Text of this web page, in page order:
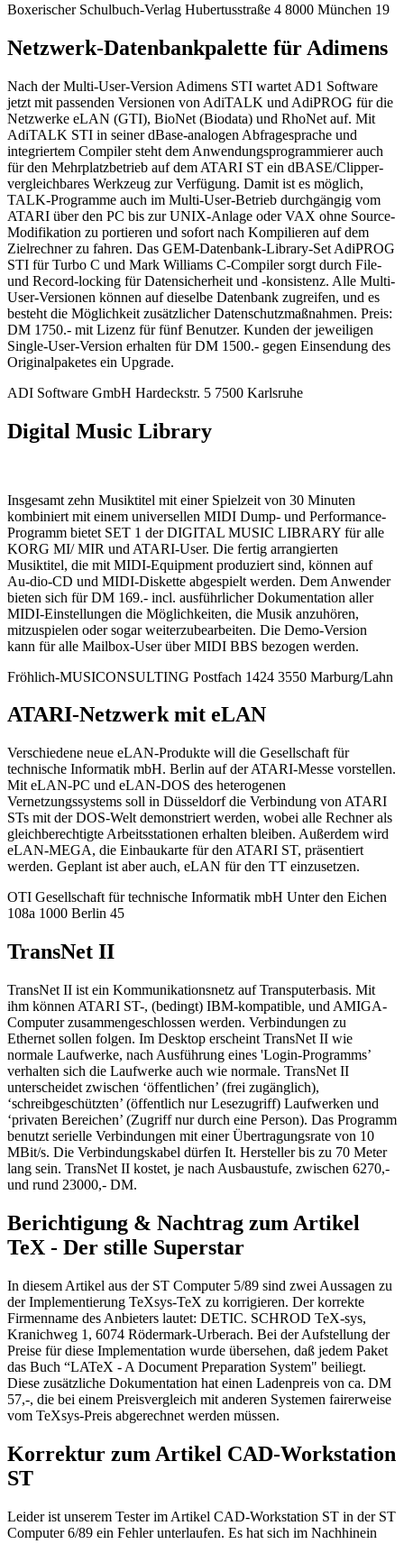
Boxerischer Schulbuch-Verlag Hubertusstraße 4 8000 München 19
Netzwerk-Datenbankpalette für Adimens
Nach der Multi-User-Version Adimens STI wartet AD1 Software
jetzt mit passenden Versionen von AdiTALK und AdiPROG für die
Netzwerke eLAN (GTI), BioNet (Biodata) und RhoNet auf. Mit
AdiTALK STI in seiner dBase-analogen Abfragesprache und
integriertem Compiler steht dem Anwendungsprogrammierer auch
für den Mehrplatzbetrieb auf dem ATARI ST ein dBASE/Clipper-
vergleichbares Werkzeug zur Verfügung. Damit ist es möglich,
TALK-Programme auch im Multi-User-Betrieb durchgängig vom
ATARI über den PC bis zur UNIX-Anlage oder VAX ohne Source-
Modifikation zu portieren und sofort nach Kompilieren auf dem
Zielrechner zu fahren. Das GEM-Datenbank-Library-Set AdiPROG
STI für Turbo C und Mark Williams C-Compiler sorgt durch File-
und Record-locking für Datensicherheit und -konsistenz. Alle Multi-
User-Versionen können auf dieselbe Datenbank zugreifen, und es
besteht die Möglichkeit zusätzlicher Datenschutzmaßnahmen. Preis:
DM 1750.- mit Lizenz für fünf Benutzer. Kunden der jeweiligen
Single-User-Version erhalten für DM 1500.- gegen Einsendung des
Originalpaketes ein Upgrade.
ADI Software GmbH Hardeckstr. 5 7500 Karlsruhe
Digital Music Library
Insgesamt zehn Musiktitel mit einer Spielzeit von 30 Minuten
kombiniert mit einem universellen MIDI Dump- und Performance-
Programm bietet SET 1 der DIGITAL MUSIC LIBRARY für alle
KORG MI/ MIR und ATARI-User. Die fertig arrangierten
Musiktitel, die mit MIDI-Equipment produziert sind, können auf
Au-dio-CD und MIDI-Diskette abgespielt werden. Dem Anwender
bieten sich für DM 169.- incl. ausführlicher Dokumentation aller
MIDI-Einstellungen die Möglichkeiten, die Musik anzuhören,
mitzuspielen oder sogar weiterzubearbeiten. Die Demo-Version
kann für alle Mailbox-User über MIDI BBS bezogen werden.
Fröhlich-MUSICONSULTING Postfach 1424 3550 Marburg/Lahn
ATARI-Netzwerk mit eLAN
Verschiedene neue eLAN-Produkte will die Gesellschaft für
technische Informatik mbH. Berlin auf der ATARI-Messe vorstellen.
Mit eLAN-PC und eLAN-DOS des heterogenen
Vernetzungssystems soll in Düsseldorf die Verbindung von ATARI
STs mit der DOS-Welt demonstriert werden, wobei alle Rechner als
gleichberechtigte Arbeitsstationen erhalten bleiben. Außerdem wird
eLAN-MEGA, die Einbaukarte für den ATARI ST, präsentiert
werden. Geplant ist aber auch, eLAN für den TT einzusetzen.
OTI Gesellschaft für technische Informatik mbH Unter den Eichen
108a 1000 Berlin 45
TransNet II
TransNet II ist ein Kommunikationsnetz auf Transputerbasis. Mit
ihm können ATARI ST-, (bedingt) IBM-kompatible, und AMIGA-
Computer zusammengeschlossen werden. Verbindungen zu
Ethernet sollen folgen. Im Desktop erscheint TransNet II wie
normale Laufwerke, nach Ausführung eines 'Login-Programms’
verhalten sich die Laufwerke auch wie normale. TransNet II
unterscheidet zwischen ‘öffentlichen’ (frei zugänglich),
‘schreibgeschützten’ (öffentlich nur Lesezugriff) Laufwerken und
‘privaten Bereichen’ (Zugriff nur durch eine Person). Das Programm
benutzt serielle Verbindungen mit einer Übertragungsrate von 10
MBit/s. Die Verbindungskabel dürfen It. Hersteller bis zu 70 Meter
lang sein. TransNet II kostet, je nach Ausbaustufe, zwischen 6270,-
und rund 23000,- DM.
Berichtigung & Nachtrag zum Artikel
TeX - Der stille Superstar
In diesem Artikel aus der ST Computer 5/89 sind zwei Aussagen zu
der Implementierung TeXsys-TeX zu korrigieren. Der korrekte
Firmenname des Anbieters lautet: DETIC. SCHROD TeX-sys,
Kranichweg 1, 6074 Rödermark-Urberach. Bei der Aufstellung der
Preise für diese Implementation wurde übersehen, daß jedem Paket
das Buch “LATeX - A Document Preparation System" beiliegt.
Diese zusätzliche Dokumentation hat einen Ladenpreis von ca. DM
57,-, die bei einem Preisvergleich mit anderen Systemen fairerweise
vom TeXsys-Preis abgerechnet werden müssen.
Korrektur zum Artikel CAD-Workstation
ST
Leider ist unserem Tester im Artikel CAD-Workstation ST in der ST
Computer 6/89 ein Fehler unterlaufen. Es hat sich im Nachhinein